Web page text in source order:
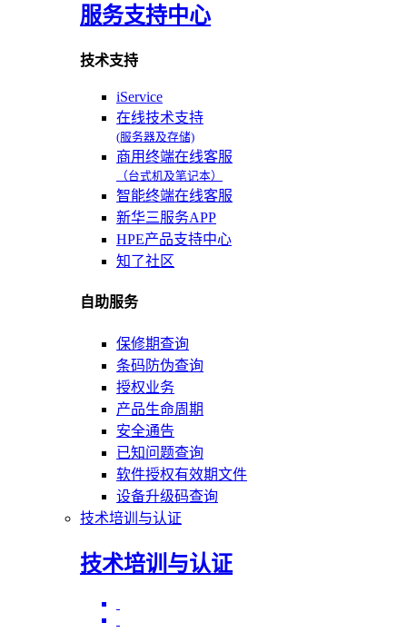
服务支持中心
技术支持
iService
在线技术支持
(服务器及存储)
商用终端在线客服
（台式机及笔记本）
智能终端在线客服
新华三服务APP
HPE产品支持中心
知了社区
自助服务
保修期查询
条码防伪查询
授权业务
产品生命周期
安全通告
已知问题查询
软件授权有效期文件
设备升级码查询
技术培训与认证
技术培训与认证